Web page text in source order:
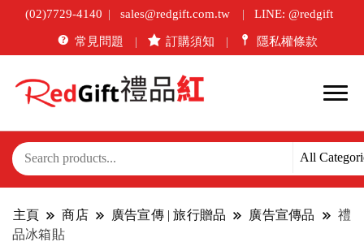
(02)7729-4140 sales@redgift.com.tw LINE: @redgift
常見問題 訂購須知 隱私權條款
主頁 商店 廣告宣傳 | 旅行贈品 廣告宣傳品
禮
品冰箱貼